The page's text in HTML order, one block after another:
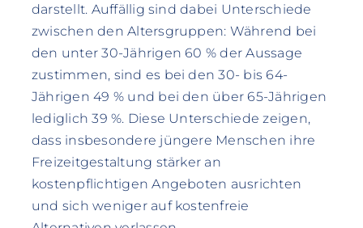
darstellt. Auffällig sind dabei Unterschiede
zwischen den Altersgruppen: Während bei
den unter 30-Jährigen 60 % der Aussage
zustimmen, sind es bei den 30- bis 64-
Jährigen 49 % und bei den über 65-Jährigen
lediglich 39 %. Diese Unterschiede zeigen,
dass insbesondere jüngere Menschen ihre
Freizeitgestaltung stärker an
kostenpflichtigen Angeboten ausrichten
und sich weniger auf kostenfreie